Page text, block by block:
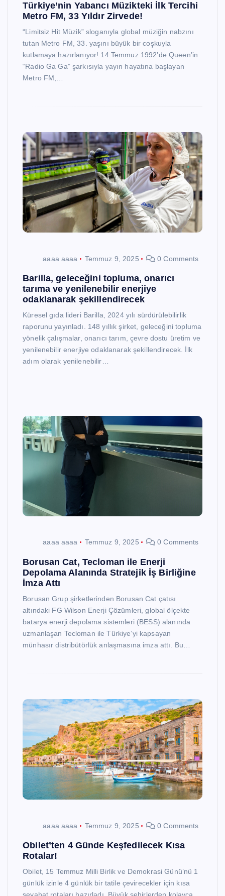
Türkiye’nin Yabancı Müzikteki İlk Tercihi
Metro FM, 33 Yıldır Zirvede!
“Limitsiz Hit Müzik” sloganıyla global müziğin nabzını
tutan Metro FM, 33. yaşını büyük bir coşkuyla
kutlamaya hazırlanıyor! 14 Temmuz 1992’de Queen’in
“Radio Ga Ga” şarkısıyla yayın hayatına başlayan
Metro FM,…
aaaa aaaa Temmuz 9, 2025 0 Comments
Barilla, geleceğini topluma, onarıcı
tarıma ve yenilenebilir enerjiye
odaklanarak şekillendirecek
Küresel gıda lideri Barilla, 2024 yılı sürdürülebilirlik
raporunu yayınladı. 148 yıllık şirket, geleceğini topluma
yönelik çalışmalar, onarıcı tarım, çevre dostu üretim ve
yenilenebilir enerjiye odaklanarak şekillendirecek. İlk
adım olarak yenilenebilir…
aaaa aaaa Temmuz 9, 2025 0 Comments
Borusan Cat, Tecloman ile Enerji
Depolama Alanında Stratejik İş Birliğine
İmza Attı
Borusan Grup şirketlerinden Borusan Cat çatısı
altındaki FG Wilson Enerji Çözümleri, global ölçekte
batarya enerji depolama sistemleri (BESS) alanında
uzmanlaşan Tecloman ile Türkiye’yi kapsayan
münhasır distribütörlük anlaşmasına imza attı. Bu…
aaaa aaaa Temmuz 9, 2025 0 Comments
Obilet’ten 4 Günde Keşfedilecek Kısa
Rotalar!
Obilet, 15 Temmuz Milli Birlik ve Demokrasi Günü’nü 1
günlük izinle 4 günlük bir tatile çevirecekler için kısa